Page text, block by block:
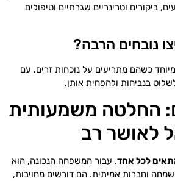
ביקורים וטרינריים שגרתיים וטיפולים
כשהם מתריעים על נוכחות זרים. עם
בנביחות ולהפחית אותן.
החלטה משמעותית
לאושר רב
לכל אחד. עבור המשפחה הנכונה, הוא
וחברות אמיתית. הם דורשים מחויבות,